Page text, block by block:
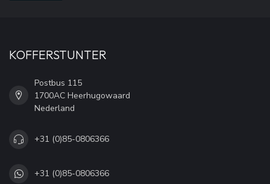
KOFFERSTUNTER
Postbus 115
1700AC Heerhugowaard
Nederland
+31 (0)85-0806366
+31 (0)85-0806366